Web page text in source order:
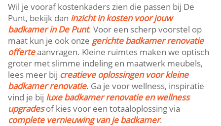
Wil je vooraf kostenkaders zien die passen bij De
Punt, bekijk dan inzicht in kosten voor jouw
badkamer in De Punt. Voor een scherp voorstel op
maat kun je ook onze gerichte badkamer renovatie
offerteaanvragen. Kleine ruimtes maken we optisch
groter met slimme indeling en maatwerk meubels,
lees meer bij creatieve oplossingen voor kleine
badkamer renovatie. Ga je voor wellness, inspiratie
vind je bij luxe badkamer renovatie en wellness
upgradesof kies voor een totaaloplossing via
complete vernieuwing van je badkamer.